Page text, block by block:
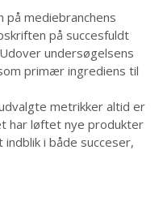
på mediebranchens
på succesfuldt
undersøgelsens
primær ingrediens til
metrikker altid er
har løftet nye produkter
i både succeser,